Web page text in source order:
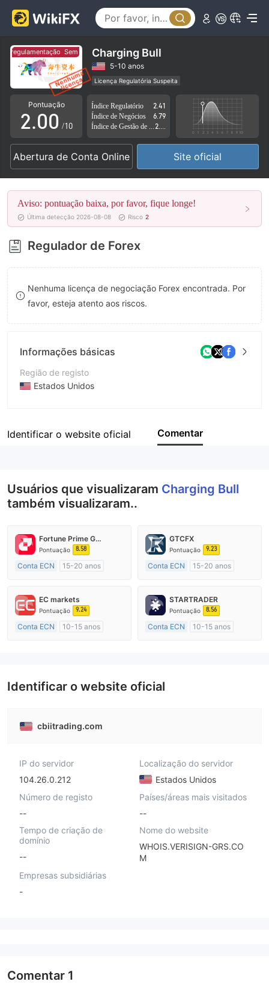
regulamentação Sem regulamentação
Charging Bull
5-10 anos
Licença Regulatória Suspeita
Região de negócios suspeita
Risco potencial alto
Pontuação
0
1
2
3
4
5
6
7
8
9
.0
1
2
3
4
5
6
7
8
0
1
2
3
4
5
6
7
8
/10
Índice Regulatório
2.41
Índice de Negócios
6.79
Abertura de Conta Online Site oficial
Aviso: pontuação baixa, por favor, fique longe!
Última detecção 2026-08-08 Risco 2
Regulador de Forex
Nenhuma licença de negociação Forex encontrada. Por
favor, esteja atento aos riscos.
Informações básicas
Região de registo
Estados Unidos
Empresa
Identificar o website oficial Comentar
Usuários que visualizaram Charging Bull
também visualizaram..
Fortune Prime Global
Pontuação 8.58
Conta ECN
15-20 anos
Market Marketing (MM)
Etiqueta principal MT4
GTCFX
Pontuação 9.23
Conta ECN
15-20 anos
Market Marketing (MM)
Etiqueta principal MT4
EC markets
Pontuação 9.24
Conta ECN
10-15 anos
STARTRADER
Pontuação 8.56
Conta ECN
10-15 anos
Identificar o website oficial
cbiitrading.com
IP do servidor
104.26.0.212
Localização do servidor
Estados Unidos
Número de registo
--
Países/áreas mais visitados
--
Tempo de criação de
domínio
--
Nome do website
WHOIS.VERISIGN-GRS.CO
M
Empresas subsidiárias
-
Comentar 1